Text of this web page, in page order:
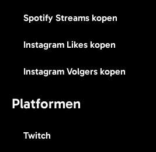
Spotify Streams kopen
Instagram Likes kopen
Instagram Volgers kopen
Platformen
Twitch